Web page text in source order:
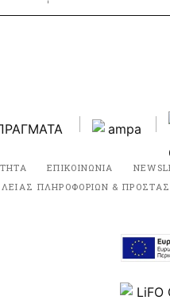
ΕΠΙΚΟΙΝΩΝΙΑ
ΠΛΗΡΟΦΟΡΙΩΝ &